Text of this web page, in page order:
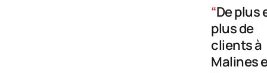
“De plus
plus de
clients à
Malines